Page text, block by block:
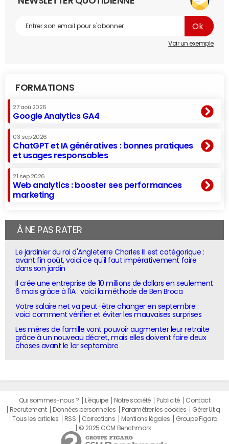
Voir un exemple
FORMATIONS
27 aoû 2026
Google Analytics GA4
03 sep 2026
ChatGPT et IA génératives : bonnes pratiques
et usages responsables
21 sep 2026
Web analytics : booster ses performances
marketing
À NE PAS RATER
Le jardinier du roi d'Angleterre Charles III est catégorique :
avant fin août, voici ce qu'il faut impérativement faire
dans son jardin
Il crée une entreprise de 10 millions de dollars en seulement
6 mois grâce à l'IA : voici la méthode de Ben Broca
Votre salaire net va peut-être changer en septembre :
voici comment vérifier et éviter les mauvaises surprises
Les mères de famille vont pouvoir augmenter leur retraite
grâce à un nouveau décret, mais elles doivent faire deux
choses avant le 1er septembre
Qui sommes-nous ? L'équipe Notre société Publicité
Contact
Recrutement
Données personnelles Paramétrer les cookies
Gérer Utiq
Tous les articles
RSS Corrections Mentions légales
Groupe Figaro
© 2025 CCM Benchmark